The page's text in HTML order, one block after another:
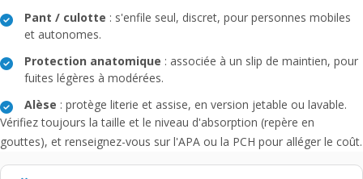
Pant / culotte : s'enfile seul, discret, pour personnes mobiles
et autonomes.
Protection anatomique : associée à un slip de maintien, pour
fuites légères à modérées.
Alèse : protège literie et assise, en version jetable ou lavable.
Vérifiez toujours la taille et le niveau d'absorption (repère en
gouttes), et renseignez-vous sur l'APA ou la PCH pour alléger le coût.